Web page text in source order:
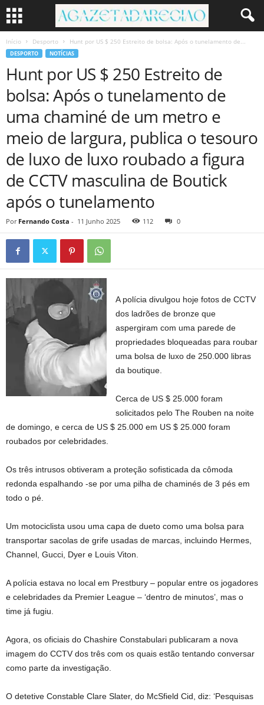
Início Desporto Hunt por US $ 250 Estreito de bolsa: Após o tunelamento de...
DESPORTO NOTÍCIAS
Hunt por US $ 250 Estreito de
bolsa: Após o tunelamento de
uma chaminé de um metro e
meio de largura, publica o tesouro
de luxo de luxo roubado a figura
de CCTV masculina de Boutick
após o tunelamento
Por Fernando Costa - 11 Junho 2025 112 0
A polícia divulgou hoje fotos de CCTV
dos ladrões de bronze que
aspergiram com uma parede de
propriedades bloqueadas para roubar
uma bolsa de luxo de 250.000 libras
da boutique.
Cerca de US $ 25.000 foram
solicitados pelo The Rouben na noite
de domingo, e cerca de US $ 25.000 em US $ 25.000 foram
roubados por celebridades.
Os três intrusos obtiveram a proteção sofisticada da cômoda
redonda espalhando -se por uma pilha de chaminés de 3 pés em
todo o pé.
Um motociclista usou uma capa de dueto como uma bolsa para
transportar sacolas de grife usadas de marcas, incluindo Hermes,
Channel, Gucci, Dyer e Louis Viton.
A polícia estava no local em Prestbury – popular entre os jogadores
e celebridades da Premier League – ‘dentro de minutos’, mas o
time já fugiu.
Agora, os oficiais do Chashire Constabulari publicaram a nova
imagem do CCTV dos três com os quais estão tentando conversar
como parte da investigação.
O detetive Constable Clare Slater, do McSfield Cid, diz: ‘Pesquisas